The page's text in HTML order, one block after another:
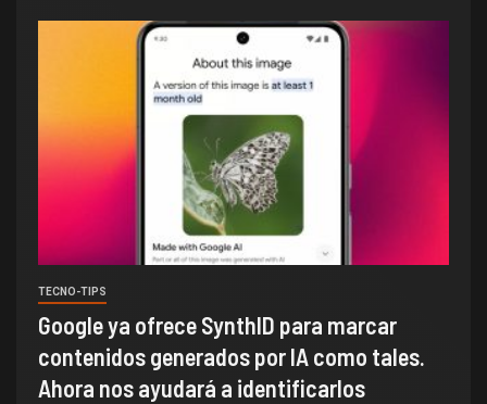
TECNO-TIPS
Google ya ofrece SynthID para marcar
contenidos generados por IA como tales.
Ahora nos ayudará a identificarlos